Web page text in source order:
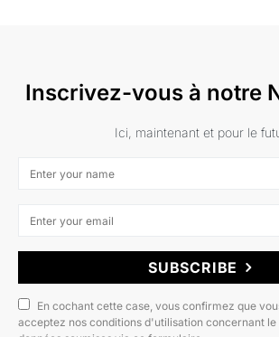
Inscrivez-vous à notre
Ici, maintenant et pour le
SUBSCRIBE
En cochant cette case, vous confirmez que
acceptez nos conditions d'utilisation concernant le